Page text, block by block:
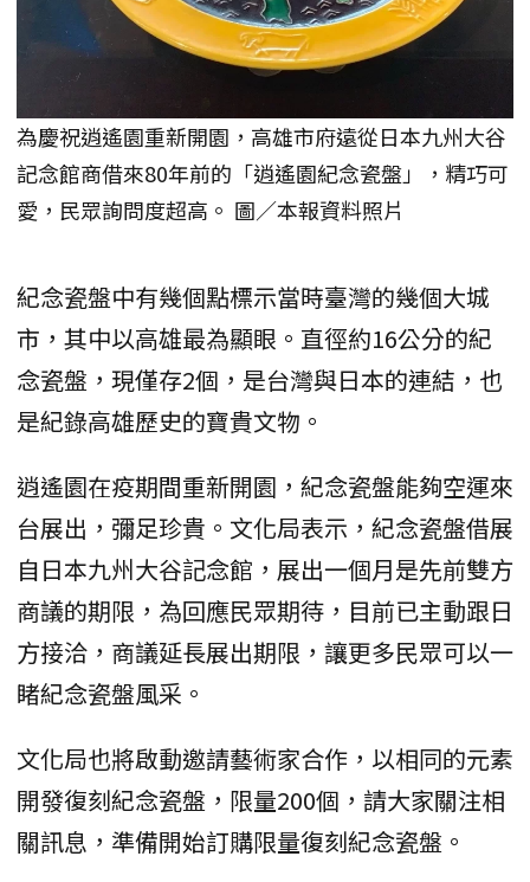
為慶祝逍遙園重新開園，高雄市府遠從日本九州大谷
記念館商借來80年前的「逍遙園紀念瓷盤」，精巧可
愛，民眾詢問度超高。 圖／本報資料照片
紀念瓷盤中有幾個點標示當時臺灣的幾個大城
市，其中以高雄最為顯眼。直徑約16公分的紀
念瓷盤，現僅存2個，是台灣與日本的連結，也
是紀錄高雄歷史的寶貴文物。
逍遙園在疫期間重新開園，紀念瓷盤能夠空運來
台展出，彌足珍貴。文化局表示，紀念瓷盤借展
自日本九州大谷記念館，展出一個月是先前雙方
商議的期限，為回應民眾期待，目前已主動跟日
方接洽，商議延長展出期限，讓更多民眾可以一
睹紀念瓷盤風采。
文化局也將啟動邀請藝術家合作，以相同的元素
開發復刻紀念瓷盤，限量200個，請大家關注相
關訊息，準備開始訂購限量復刻紀念瓷盤。